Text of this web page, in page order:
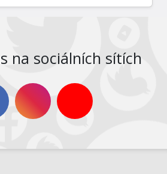
na sociálních sítích